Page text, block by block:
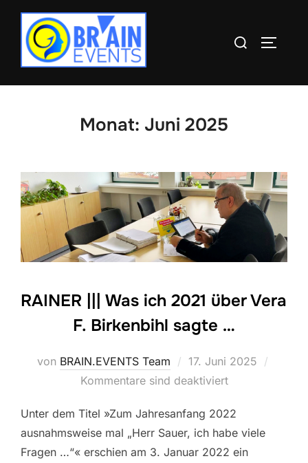
Zum
springen
Suchen
Monat: Juni 2025
RAINER ||| Was ich 2021 über Vera
F. Birkenbihl sagte …
von BRAIN.EVENTS Team
Veröffentlicht
am
17. Juni 2025
Kommentare sind deaktiviert
Unter dem Titel »Zum Jahresanfang 2022
ausnahmsweise mal „Herr Sauer, ich habe viele
Fragen …“« erschien am 3. Januar 2022 ein